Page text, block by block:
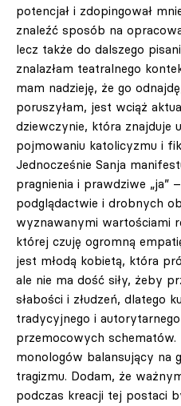
potencjał i zdopingował
znaleźć sposób na
lecz także do dalszego
znalazłam teatralnego
mam nadzieję, że go
poruszyłam, jest wciąż
dziewczynie, która znajduje
pojmowaniu katolicyzmu i
Jednocześnie Sanja
pragnienia i prawdziwe „ja”
podglądactwie i drobnych
wyznawanymi wartościami
której czuję ogromną
jest młodą kobietą, która
ale nie ma dość siły, żeby
słabości i złudzeń, dlatego
tradycyjnego i
przemocowych schematów.
monologów balansujący na
tragizmu. Dodam, że
podczas kreacji tej postaci